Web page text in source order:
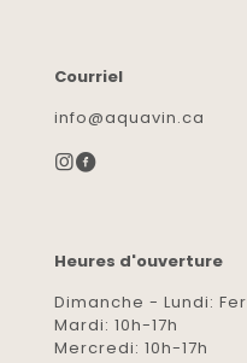
Courriel
info@aquavin.ca
Heures d'ouverture
Dimanche - Lundi:
Mardi: 10h-17h
Mercredi: 10h-17h